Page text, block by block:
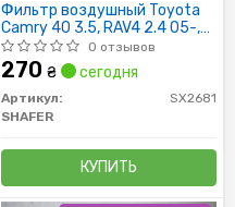
Фильтр воздушный Toyota
Camry 40 3.5, RAV4 2.4 05-,
Venza 2.5 09-, Byd S6
0 отзывов
270 ₴ сегодня
Артикул:
SX2681
SHAFER
КУПИТЬ